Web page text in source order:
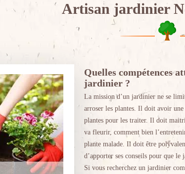
Artisan jardinier
Quelles compétences
jardinier ?
La mission d’un jardinier ne se
arroser les plantes. Il doit avoir une
plantes pour les traiter. Il doit
va fleurir, comment bien
plante malade. Il doit être
d’apporter ses conseils pour que le
Si vous recherchez un jardinier